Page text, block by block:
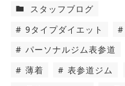
スタッフブログ
9タイプダイエット
パーソナルジム表参道
薄着
表参道ジム